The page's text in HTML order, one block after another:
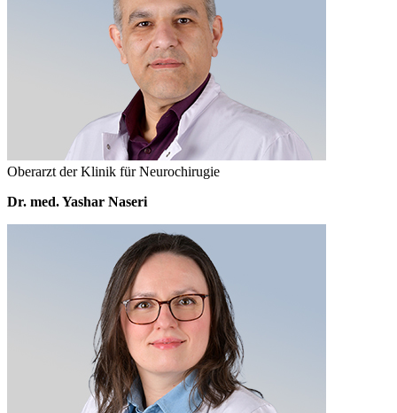
Oberarzt der Klinik für Neurochirugie
Dr. med. Yashar Naseri